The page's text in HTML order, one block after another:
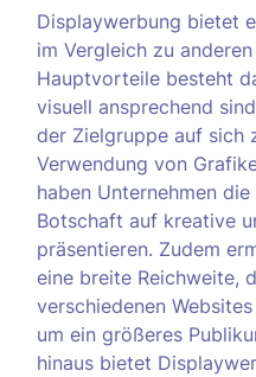
Displaywerbung bietet
im Vergleich zu
Hauptvorteile besteht
visuell ansprechend
der Zielgruppe auf sich
Verwendung von
haben Unternehmen
Botschaft auf kreative
präsentieren. Zudem
eine breite Reichweite,
verschiedenen
um ein größeres
hinaus bietet